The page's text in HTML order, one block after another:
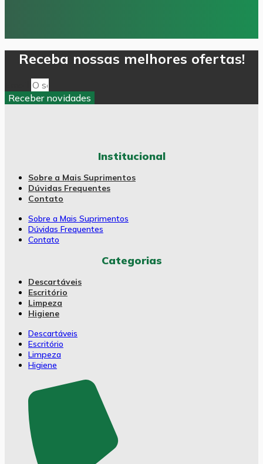
Receba nossas melhores ofertas!
Receber novidades
Institucional
Sobre a Mais Suprimentos
Dúvidas Frequentes
Contato
Sobre a Mais Suprimentos
Dúvidas Frequentes
Contato
Categorias
Descartáveis
Escritório
Limpeza
Higiene
Descartáveis
Escritório
Limpeza
Higiene